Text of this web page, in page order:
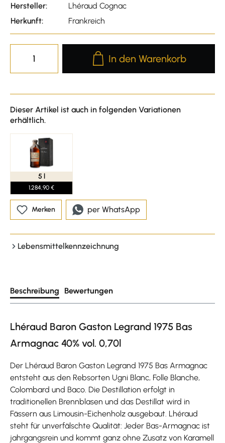
Hersteller:
Lhéraud Cognac
Herkunft:
Frankreich
Produkt Anzahl: Gib den
In den Warenkorb
Dieser Artikel ist auch in folgenden Variationen
erhältlich.
5 l
1.284,90 €
Merken per WhatsApp
Lebensmittelkennzeichnung
Beschreibung Bewertungen
Lhéraud Baron Gaston Legrand 1975 Bas
Armagnac 40% vol. 0,70l
Der Lhéraud Baron Gaston Legrand 1975 Bas Armagnac
entsteht aus den Rebsorten Ugni Blanc, Folle Blanche,
Colombard und Baco. Die Destillation erfolgt in
traditionellen Brennblasen und das Destillat wird in
Fässern aus Limousin-Eichenholz ausgebaut. Lhéraud
steht für unverfälschte Qualität: Jeder Bas-Armagnac ist
jahrgangsrein und kommt ganz ohne Zusatz von Karamell